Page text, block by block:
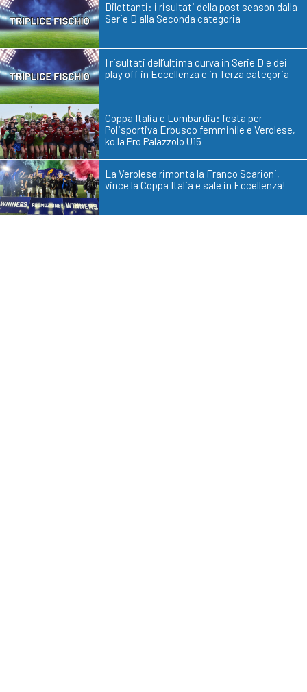
Dilettanti: i risultati della post season dalla
Serie D alla Seconda categoria
I risultati dell’ultima curva in Serie D e dei
play off in Eccellenza e in Terza categoria
Coppa Italia e Lombardia: festa per
Polisportiva Erbusco femminile e Verolese,
ko la Pro Palazzolo U15
La Verolese rimonta la Franco Scarioni,
vince la Coppa Italia e sale in Eccellenza!